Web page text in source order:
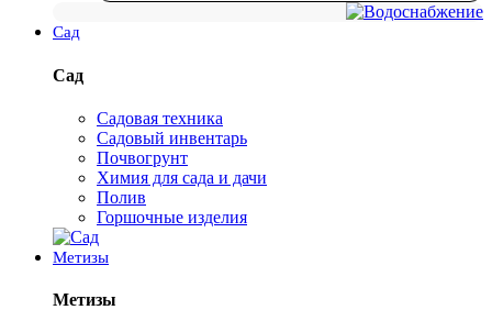
Сад
Сад
Садовая техника
Садовый инвентарь
Почвогрунт
Химия для сада и дачи
Полив
Горшочные изделия
Метизы
Метизы